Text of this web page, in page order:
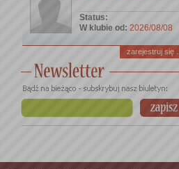
Status:
W klubie od: 2026/08/08
zarejestruj się ...